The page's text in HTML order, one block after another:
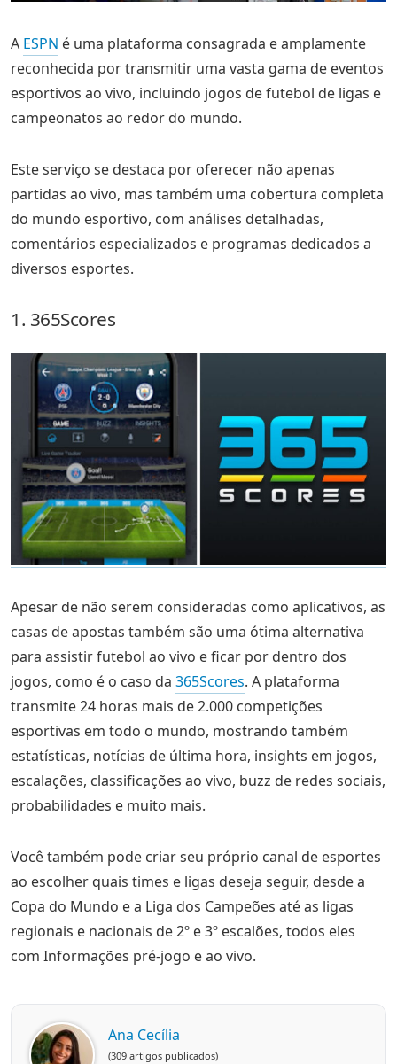
A ESPN é uma plataforma consagrada e amplamente
reconhecida por transmitir uma vasta gama de eventos
esportivos ao vivo, incluindo jogos de futebol de ligas e
campeonatos ao redor do mundo.
Este serviço se destaca por oferecer não apenas
partidas ao vivo, mas também uma cobertura completa
do mundo esportivo, com análises detalhadas,
comentários especializados e programas dedicados a
diversos esportes.
1. 365Scores
Apesar de não serem consideradas como aplicativos, as
casas de apostas também são uma ótima alternativa
para assistir futebol ao vivo e ficar por dentro dos
jogos, como é o caso da 365Scores. A plataforma
transmite 24 horas mais de 2.000 competições
esportivas em todo o mundo, mostrando também
estatísticas, notícias de última hora, insights em jogos,
escalações, classificações ao vivo, buzz de redes sociais,
probabilidades e muito mais.
Você também pode criar seu próprio canal de esportes
ao escolher quais times e ligas deseja seguir, desde a
Copa do Mundo e a Liga dos Campeões até as ligas
regionais e nacionais de 2º e 3º escalões, todos eles
com Informações pré-jogo e ao vivo.
Ana Cecília
(309 artigos publicados)